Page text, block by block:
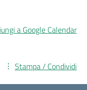
a Google Calendar
Stampa / Condividi